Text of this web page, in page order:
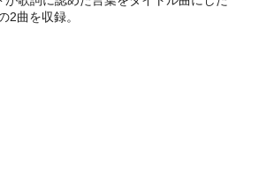
2曲を収録。